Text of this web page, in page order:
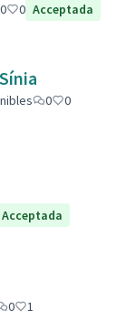
0 0 Acceptada
0
0
Acceptada
0
1